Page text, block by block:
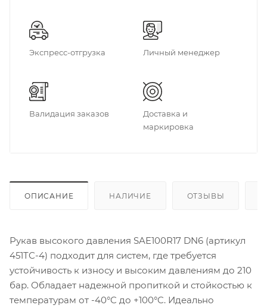
Экспресс-отгрузка Личный менеджер
Валидация заказов
Доставка и
маркировка
ОПИСАНИЕ НАЛИЧИЕ ОТЗЫВЫ
Рукав высокого давления SAE100R17 DN6 (артикул
451TC-4) подходит для систем, где требуется
устойчивость к износу и высоким давлениям до 210
бар. Обладает надежной пропиткой и стойкостью к
температурам от -40°C до +100°C. Идеально